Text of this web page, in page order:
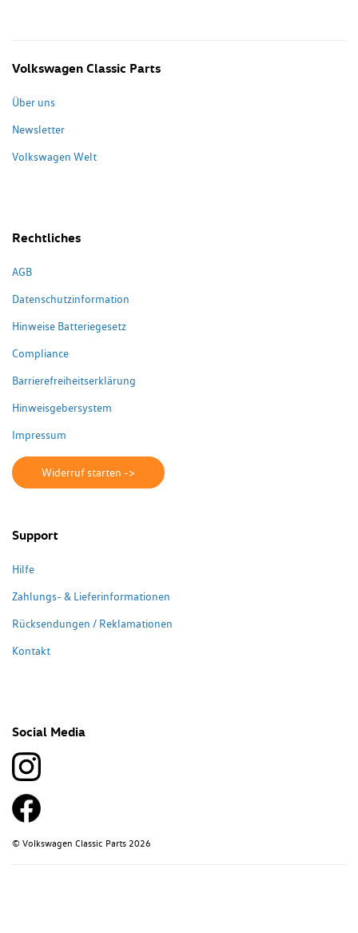
Volkswagen Classic Parts
Über uns
Newsletter
Volkswagen Welt
Rechtliches
AGB
Datenschutzinformation
Hinweise Batteriegesetz
Compliance
Barrierefreiheitserklärung
Hinweisgebersystem
Impressum
Widerruf starten ->
Support
Hilfe
Zahlungs- & Lieferinformationen
Rücksendungen / Reklamationen
Kontakt
Social Media
© Volkswagen Classic Parts 2026